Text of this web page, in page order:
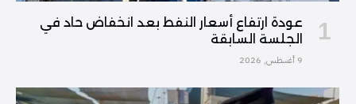
عودة ارتفاع أسعار النفط بعد انخفاض حاد في
الجلسة السابقة
9 أغسطس, 2026